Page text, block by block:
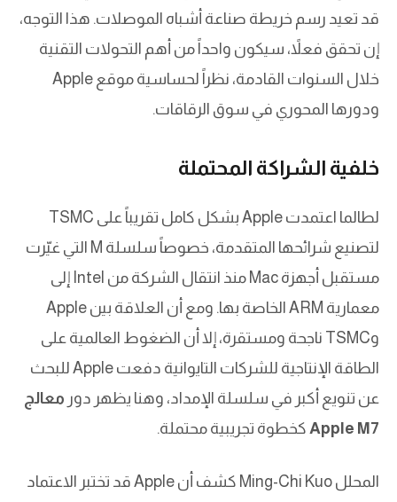
قد تعيد رسم خريطة صناعة أشباه الموصلات. هذا التوجه،
إن تحقق فعلاً، سيكون واحداً من أهم التحولات التقنية
خلال السنوات القادمة، نظراً لحساسية موقع Apple
ودورها المحوري في سوق الرقاقات.
خلفية الشراكة المحتملة
لطالما اعتمدت Apple بشكل كامل تقريباً على TSMC
لتصنيع شرائحها المتقدمة، خصوصاً سلسلة M التي غيّرت
مستقبل أجهزة Mac منذ انتقال الشركة من Intel إلى
معمارية ARM الخاصة بها. ومع أن العلاقة بين Apple
وTSMC ناجحة ومستقرة، إلا أن الضغوط العالمية على
الطاقة الإنتاجية للشركات التايوانية دفعت Apple للبحث
عن تنويع أكبر في سلسلة الإمداد، وهنا يظهر دور معالج
Apple M7 كخطوة تجريبية محتملة.
المحلل Ming-Chi Kuo كشف أن Apple قد تختبر الاعتماد